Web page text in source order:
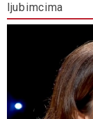
ljubimcima